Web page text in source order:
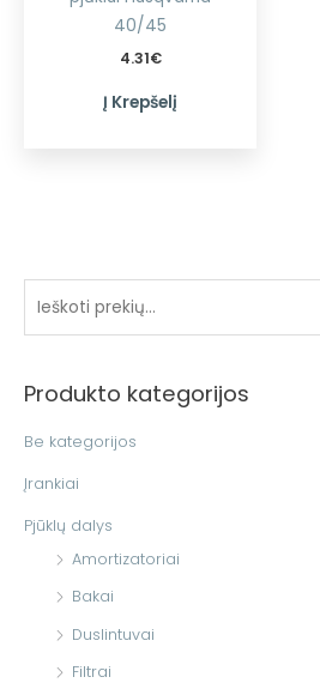
k
i
Produkto kategorijos
Be kategorijos
Įrankiai
Pjūklų dalys
Amortizatoriai
Bakai
Duslintuvai
Filtrai
40/45
4.31€
Į Krepšelį